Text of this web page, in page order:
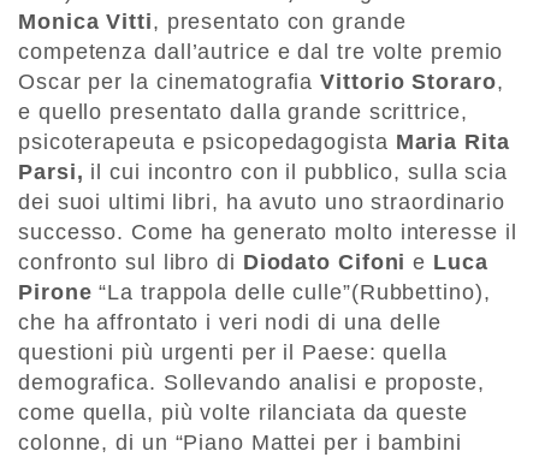
Monica Vitti, presentato con grande
competenza dall’autrice e dal tre volte premio
Oscar per la cinematografiaVittorio Storaro,
e quello presentato dalla grande scrittrice,
psicoterapeuta e psicopedagogista Maria Rita
Parsi, il cui incontro con il pubblico, sulla scia
dei suoi ultimi libri, ha avuto uno straordinario
successo. Come ha generato molto interesse il
confronto sul libro di Diodato Cifoni e Luca
Pirone “La trappola delle culle”(Rubbettino),
che ha affrontato i veri nodi di una delle
questioni più urgenti per il Paese: quella
demografica. Sollevando analisi e proposte,
come quella, più volte rilanciata da queste
colonne, di un “Piano Mattei per i bambini